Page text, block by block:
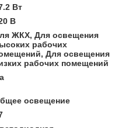
Вт
В
ЖКХ, Для освещения
рабочих
Для освещения
рабочих помещений
освещение